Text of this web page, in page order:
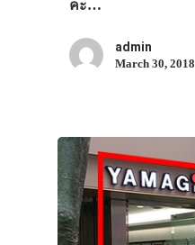
คะ…
admin
March 30, 2018